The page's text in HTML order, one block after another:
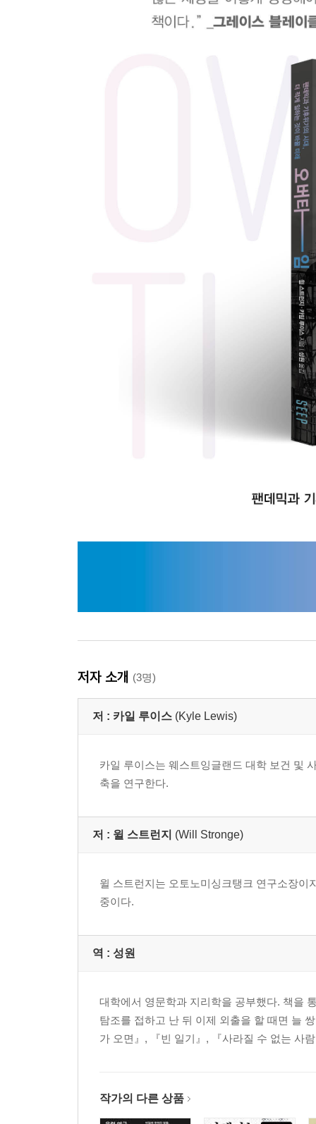
저자 소개 (3명)
저 : 카일 루이스 (Kyle Lewis)
카일 루이스는 웨스트잉글랜드 대학 보건 및
축을 연구한다.
저 : 윌 스트런지 (Will Stronge)
윌 스트런지는 오토노미싱크탱크 연구소장
중이다.
역 : 성원
대학에서 영문학과 지리학을 공부했다. 책을
탐조를 접하고 난 뒤 이제 외출을 할 때면 늘
가 오면』, 『빈 일기』, 『사라질 수 없는 사
작가의 다른 상품